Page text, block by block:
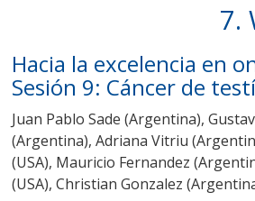
7.
Hacia la excelencia en
Sesión 9: Cáncer de
Juan Pablo Sade (Argentina),
(Argentina),Adriana Vitriu
(USA), Mauricio Fernandez
(USA), Christian Gonzalez